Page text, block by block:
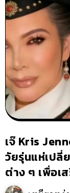
เจ๊ Kris
วัยรุ่นแห่เปลี่
ต่าง ๆ เพื่อเ